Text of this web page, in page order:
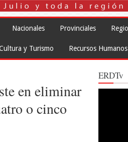
Nacionales Provinciales
y Turismo Recursos Humanos
en eliminar
o cinco
ERDTv